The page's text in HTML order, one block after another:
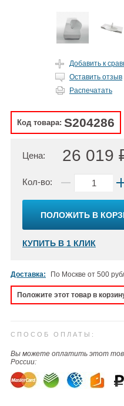
Добавить к
Оставить отзыв
Распечатать
Код товара: S204286
Цена: 26 019
Кол-во:
ПОЛОЖИТЬ В
КУПИТЬ В 1 КЛИК
Доставка: По Москве от 500
Положите этот товар в
СПОСОБ ОПЛАТЫ:
Вы можете оплатить этот
России: